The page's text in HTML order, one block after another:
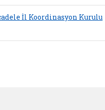
İl Koordinasyon Kurulu